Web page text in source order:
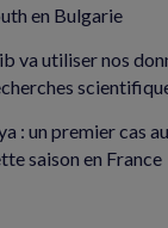
en Bulgarie
va utiliser nos
: un premier cas
saison en France